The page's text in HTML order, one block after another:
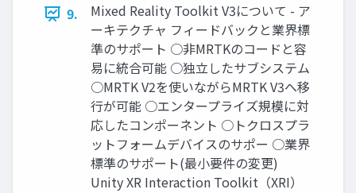
9.
Mixed Reality Toolkit V3について - ア
ーキテクチャ フィードバックと業界標
準のサポート ○非MRTKのコードと容
易に統合可能 ○独立したサブシステム
○MRTK V2を使いながらMRTK V3へ移
行が可能 ○エンタープライズ規模に対
応したコンポーネント ○トクロスプラ
ットフォームデバイスのサポー ○業界
標準のサポート(最小要件の変更)
Unity XR Interaction Toolkit（XRI）